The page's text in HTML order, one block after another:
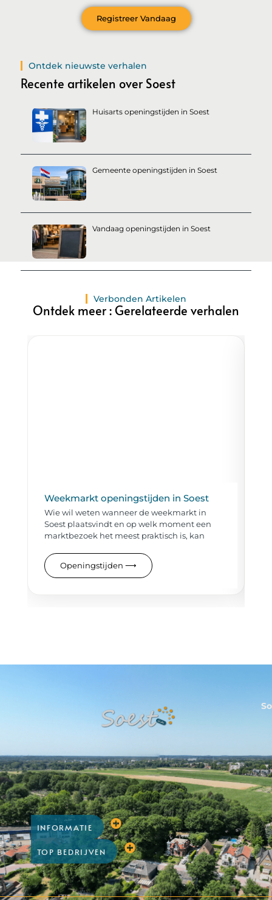
Registreer Vandaag
Ontdek nieuwste verhalen
Recente artikelen over Soest
Huisarts openingstijden in Soest
Gemeente openingstijden in Soest
Vandaag openingstijden in Soest
Verbonden Artikelen
Ontdek meer : Gerelateerde verhalen
Weekmarkt openingstijden in Soest
Wie wil weten wanneer de weekmarkt in
Soest plaatsvindt en op welk moment een
marktbezoek het meest praktisch is, kan
Openingstijden ⟶
INFORMATIE
TOP BEDRIJVEN